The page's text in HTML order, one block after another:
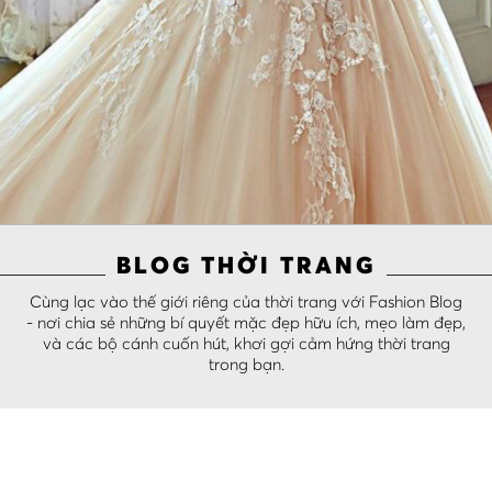
BLOG THỜI TRANG
Cùng lạc vào thế giới riêng của thời trang với Fashion Blog
- nơi chia sẻ những bí quyết mặc đẹp hữu ích, mẹo làm đẹp,
và các bộ cánh cuốn hút, khơi gợi cảm hứng thời trang
trong bạn.